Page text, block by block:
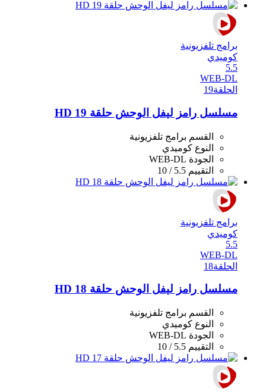
برامج تلفزيونية
كوميدي
5.5
WEB-DL
الحلقة19
مسلسل رامز ليفل الوحش حلقة 19 HD
القسم برامج تلفزيونية
النوع كوميدي
الجودة WEB-DL
التقييم 5.5 / 10
برامج تلفزيونية
كوميدي
5.5
WEB-DL
الحلقة18
مسلسل رامز ليفل الوحش حلقة 18 HD
القسم برامج تلفزيونية
النوع كوميدي
الجودة WEB-DL
التقييم 5.5 / 10